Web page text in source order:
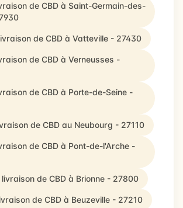
de CBD à Saint-Germain-des-
de CBD à Vatteville - 27430
de CBD à Verneusses -
de CBD à Porte-de-Seine -
de CBD au Neubourg - 27110
de CBD à Pont-de-l'Arche -
de CBD à Brionne - 27800
de CBD à Beuzeville - 27210